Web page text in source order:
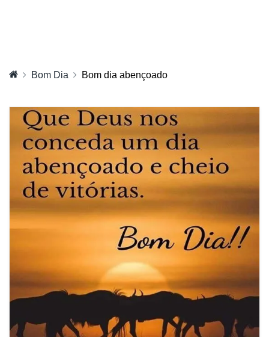
Bom Dia Bom dia abençoado